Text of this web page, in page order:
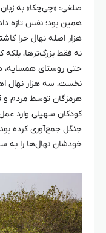
صلغی:«چی‌چکا» به زبان
همین بود؛ نفس تازه
هزار اصله نهالحرا کاشته
نه فقط بزرگ‌ترها، بلکه
حتی روستای همسایه،
نخست، سه هزار نهال
هرمزگان توسط مردم و
کودکان سهیلی وارد عمل
جنگل جمع‌آوری کرده
خودشان نهال‌ها را به